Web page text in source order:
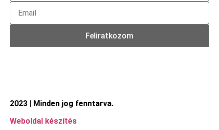
Feliratkozom
2023 | Minden jog fenntarva.
Weboldal készítés